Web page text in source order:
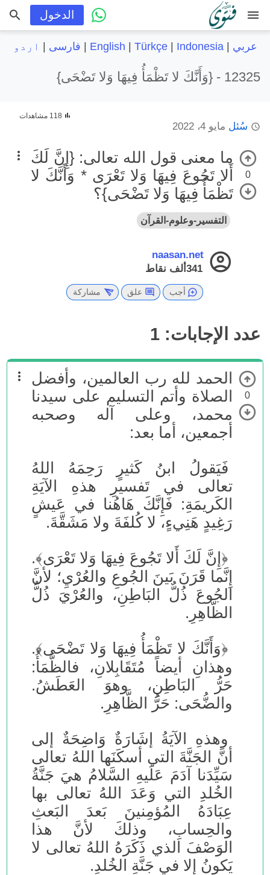
menu الدخول
عربي |
English Türkçe| Indonesia فارسی اردو
12325 - {وَأَنَّكَ لا تَظْمَأُ فِيهَا وَلا تَضْحَى}
سُئل مايو 4، 2022
118 مشاهدات
0
ما معنى قول الله تعالى: {إِنَّ لَكَ
أَلا تَجُوعَ فِيهَا وَلا تَعْرَى * وَأَنَّكَ لا
تَظْمَأُ فِيهَا وَلا تَضْحَى}؟
التفسير-وعلوم-القرآن
naasan.net
341ألف
نقاط
أجب علق مشاركة
عدد الإجابات: 1
0
الحمد لله رب العالمين، وأفضل
الصلاة وأتم التسليم على سيدنا
محمد، وعلى آله وصحبه
أجمعين، أما بعد:
فَيَقولُ ابنُ كَثيرٍ رَحِمَهُ اللهُ
تعالى في تَفسيرِ هذهِ الآيَةِ
الكَريمَةِ: فَإِنَّكَ هَاهُنا في عَيشٍ
رَغِيدٍ هَنِيءٍ، لا كُلفَةَ ولا مَشَقَّةَ.
﴿إِنَّ لَكَ أَلا تَجُوعَ فِيهَا وَلا تَعْرَى﴾.
إِنَّما قَرَنَ بَينَ الجُوعِ والعُرْيِ؛ لأنَّ
الجُوعَ ذُلُّ البَاطِنِ، والعُرْيَ ذُلُّ
الظَّاهِرِ.
﴿وَأَنَّكَ لا تَظْمَأُ فِيهَا وَلا تَضْحَى﴾.
وهذانِ أيضاً مُتَقَابِلانِ، فالظَّمَأُ:
حَرُّ البَاطِنِ، وهوَ العَطَشُ.
والضُّحَى: حَرُّ الظَّاهِرِ.
وهذهِ الآيَةُ إشَارَةٌ وَاضِحَةٌ إلى
أنَّ الجَنَّةَ التي أسكَنَها اللهُ تعالى
سَيِّدَنا آدَمَ عَلَيهِ السَّلامُ هيَ جَنَّةُ
الخُلدِ التي وَعَدَ اللهُ تعالى بها
عِبَادَهُ المُؤمِنينَ بَعدَ البَعثِ
والحِسابِ، وذلكَ لأنَّ هذا
الوَصْفَ الذي ذَكَرَهُ اللهُ تعالى لا
يَكونُ إلا في جَنَّةِ الخُلدِ.